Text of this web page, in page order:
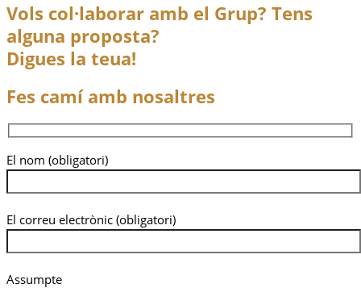
Vols col·laborar amb el Grup? Tens
alguna proposta?
Digues la teua!
Fes camí amb nosaltres
El nom (obligatori)
El correu electrònic (obligatori)
Assumpte